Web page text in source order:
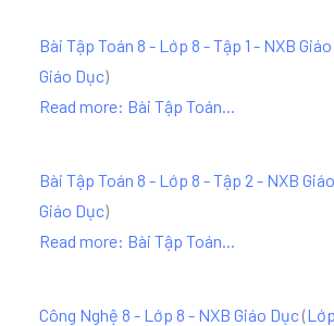
Bài Tập Toán 8 - Lớp 8 - Tập 1 - NXB
Giáo Dục)
Read more: Bài Tập Toán...
Bài Tập Toán 8 - Lớp 8 - Tập 2 - NXB
Giáo Dục)
Read more: Bài Tập Toán...
Công Nghệ 8 - Lớp 8 - NXB Giáo Dục(